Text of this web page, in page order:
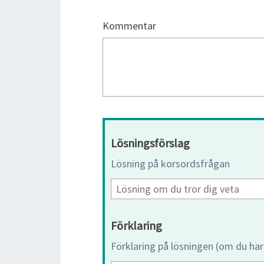
Kommentar
Lösningsförslag
Lösning på korsordsfrågan
Förklaring
Förklaring på lösningen (om du